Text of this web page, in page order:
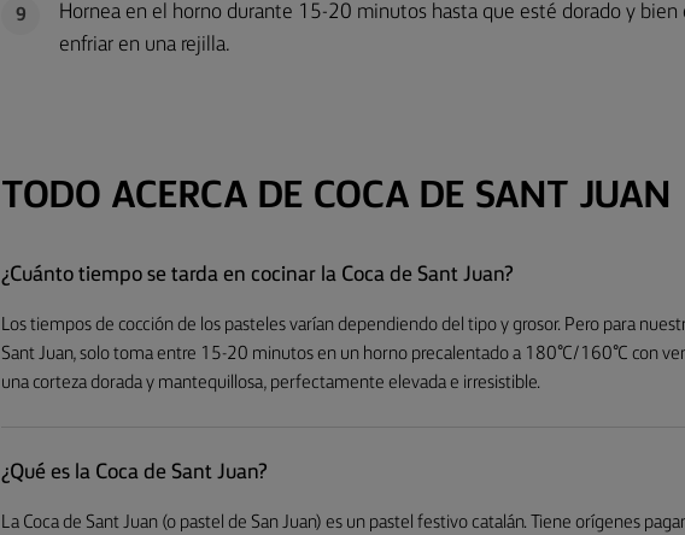
9
Hornea en el horno durante 15-20 minutos hasta que esté dorado y bien
enfriar en una rejilla.
TODO ACERCA DE COCA DE SANT JUAN
¿Cuánto tiempo se tarda en cocinar la Coca de Sant Juan?
Los tiempos de cocción de los pasteles varían dependiendo del tipo y grosor. Pero para
Sant Juan, solo toma entre 15-20 minutos en un horno precalentado a 180°C/160°C con
una corteza dorada y mantequillosa, perfectamente elevada e irresistible.
¿Qué es la Coca de Sant Juan?
La Coca de Sant Juan (o pastel de San Juan) es un pastel festivo catalán. Tiene orígenes